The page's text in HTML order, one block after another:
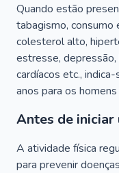
Quando estão
tabagismo, consumo
colesterol alto,
estresse,
cardíacos etc.,
anos para os
Antes de iniciar
A atividade física
para prevenir